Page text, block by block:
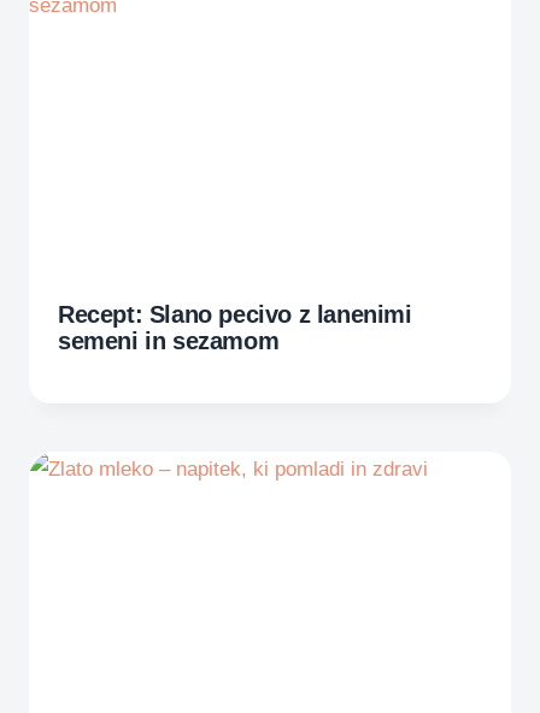
Recept: Slano pecivo z lanenimi
semeni in sezamom